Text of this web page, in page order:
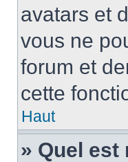
avatars et
vous ne
forum et
cette
Haut
» Quel